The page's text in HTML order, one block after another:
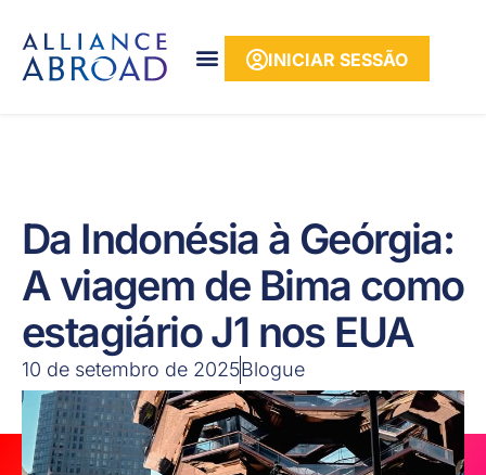
conteúdo
INICIAR SESSÃO
Da Indonésia à Geórgia:
A viagem de Bima como
estagiário J1 nos EUA
10 de setembro de 2025Blogue